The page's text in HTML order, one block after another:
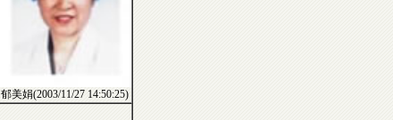
郁美娟(2003/11/27 14:50:25)